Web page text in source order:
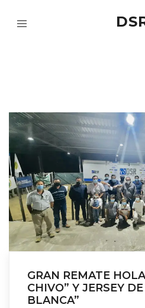
GRAN REMATE
CHIVO” Y JERSEY
BLANCA”